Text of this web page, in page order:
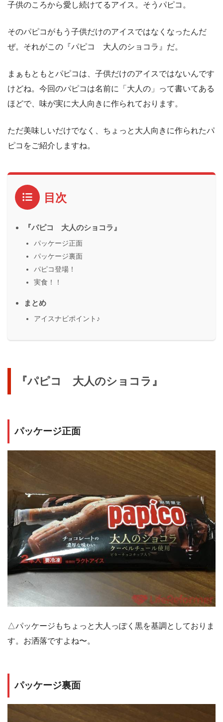
子供のころから愛し続けてるアイス。そうパピコ。
そのパピコがもう子供だけのアイスではなくなったんだ
ぜ。それがこの『パピコ 大人のショコラ』だ。
まぁもともとパピコは、子供だけのアイスではないんです
けどね。今回のパピコは名前に「大人の」って書いてある
ほどで、味が実に大人向きに作られております。
ただ美味しいだけでなく、ちょっと大人向きに作られたパ
ピコをご紹介しますね。
目次
『パピコ 大人のショコラ』
パッケージ正面
パッケージ裏面
パピコ登場！
実食！！
まとめ
アイスナビポイント♪
『パピコ 大人のショコラ』
パッケージ正面
△パッケージもちょっと大人っぽく黒を基調としておりま
す。お洒落ですよね〜。
パッケージ裏面